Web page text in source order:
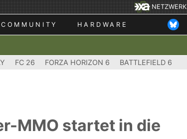
NETZWERK
COMMUNITY HARDWARE
FC 26 FORZA HORIZON 6 BATTLEFIELD 6
MMO startet in die